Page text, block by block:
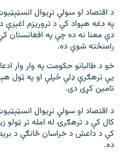
د اقتصاد او سولې نړیوال
په دغه هېواد کې د تروریزم
دې معنا نه ده چې په افغانستان
رامنځته شوې ده.
خو د طالبانو حکومت په وار وار
یې ترهګرې ډلې ځپلې او په ټول
تامین کړی دی.
کال کې د ترهګرۍ له امله تر ټولو
کې د داعش د خراسان څانګې د
ده.